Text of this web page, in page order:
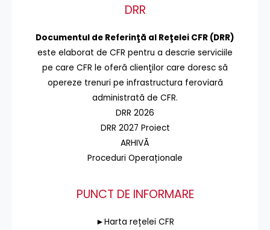
DRR
Documentul de Referinţă al Reţelei CFR (DRR)
este elaborat de CFR pentru a descrie serviciile
pe care CFR le oferă clienţilor care doresc să
opereze trenuri pe infrastructura feroviară
administrată de CFR.
DRR 2026
DRR 2027 Proiect
ARHIVĂ
Proceduri Operaționale
PUNCT DE INFORMARE
►Harta rețelei CFR